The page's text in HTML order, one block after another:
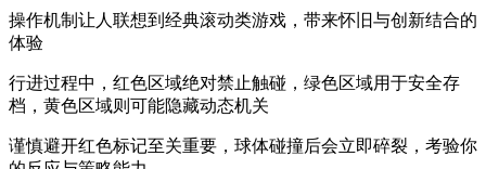
操作机制让人联想到经典滚动类游戏，带来怀旧与创新结合的
体验
行进过程中，红色区域绝对禁止触碰，绿色区域用于安全存
档，黄色区域则可能隐藏动态机关
谨慎避开红色标记至关重要，球体碰撞后会立即碎裂，考验你